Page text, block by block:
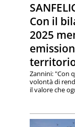
Con il
2025
Zannini: "Con
volontà di
il valore che